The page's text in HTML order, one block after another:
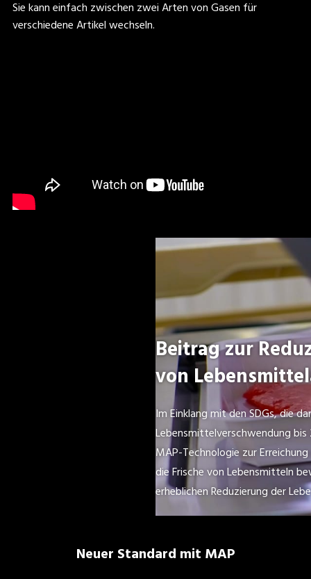
Sie kann einfach zwischen zwei Arten von Gasen für
verschiedene Artikel wechseln.
Beitrag zur
von
Im Einklang mit den SDGs, die
Lebensmittelverschwendung
MAP-Technologie zur
die Frische von Lebensmitteln
erheblichen Reduzierung der
Neuer Standard mit MAP